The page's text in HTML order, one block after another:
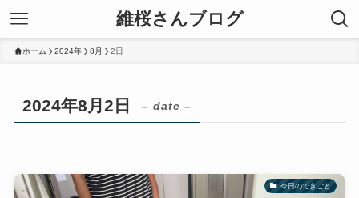
維桜さんブログ
ホーム 2024年 8月 2日
2024年8月2日 – date –
今日のできごと